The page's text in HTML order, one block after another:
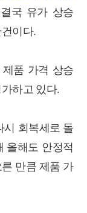
국 유가 상승
이다.
품 가격 상승
하고 있다.
시 회복세로 돌
올해도 안정적
만큼 제품 가